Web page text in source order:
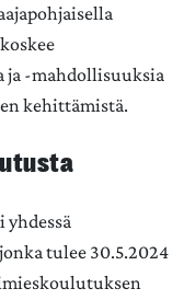
ja -mahdollisuuksia
kehittämistä.
tulee 30.5.2024